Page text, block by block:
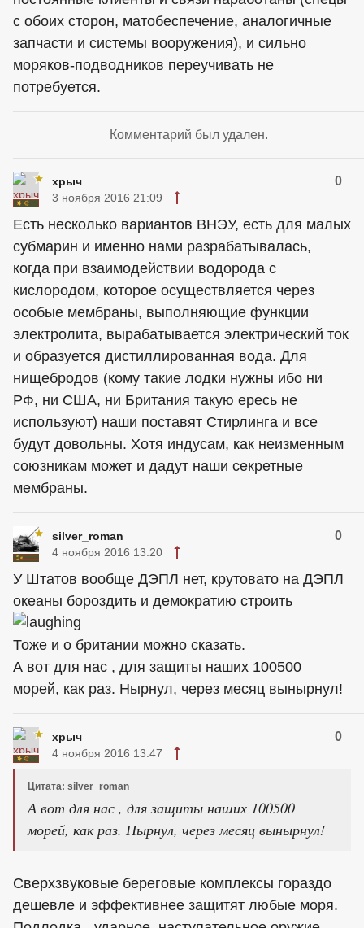
с обоих сторон, матобеспечение, аналогичные
запчасти и системы вооружения), и сильно
моряков-подводников переучивать не
потребуется.
Комментарий был удален.
хрыч 0
3 ноября 2016 21:09
Есть несколько вариантов ВНЭУ, есть для малых
субмарин и именно нами разрабатывалась,
когда при взаимодействии водорода с
кислородом, которое осуществляется через
особые мембраны, выполняющие функции
электролита, вырабатывается электрический ток
и образуется дистиллированная вода. Для
нищебродов (кому такие лодки нужны ибо ни
РФ, ни США, ни Британия такую ересь не
используют) наши поставят Стирлинга и все
будут довольны. Хотя индусам, как неизменным
союзникам может и дадут наши секретные
мембраны.
silver_roman 0
4 ноября 2016 13:20
У Штатов вообще ДЭПЛ нет, крутовато на ДЭПЛ
океаны бороздить и демократию строить
Тоже и о британии можно сказать.
А вот для нас , для защиты наших 100500
морей, как раз. Нырнул, через месяц вынырнул!
хрыч 0
4 ноября 2016 13:47
Цитата: silver_roman
А вот для нас , для защиты наших 100500
морей, как раз. Нырнул, через месяц вынырнул!
Сверхзвуковые береговые комплексы гораздо
дешевле и эффективнее защитят любые моря.